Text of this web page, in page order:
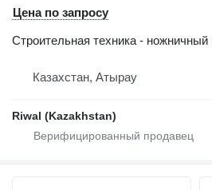
Цена по запросу
Строительная техника -
Казахстан, Атырау
Riwal (Kazakhstan)